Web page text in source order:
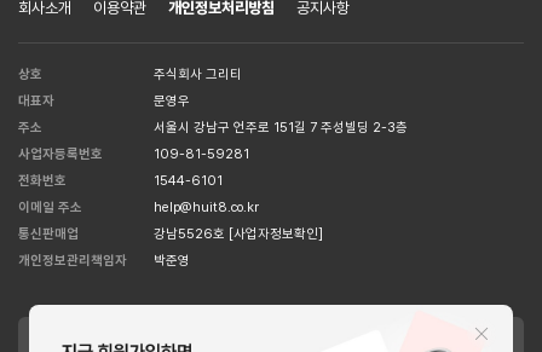
회사소개 이용약관 개인정보처리방침 공지사항
상호
주식회사 그리티
대표자
문영우
주소
서울시 강남구 언주로 151길 7 주성빌딩 2-3층
사업자등록번호
109-81-59281
전화번호
1544-6101
이메일 주소
help@huit8.co.kr
통신판매업
강남5526호 [사업자정보확인]
개인정보관리책임자
박준영
APPLE STORE